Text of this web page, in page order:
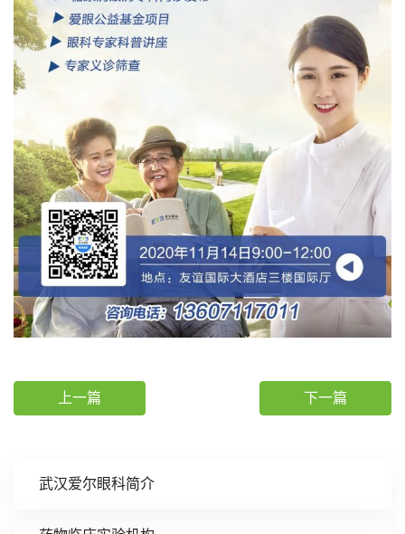
武汉爱尔眼科简介
上一篇 下一篇